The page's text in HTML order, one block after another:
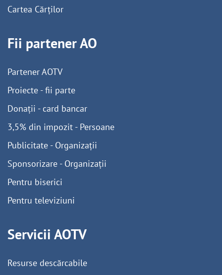
Cartea Cărților
Fii partener AO
Partener AOTV
Proiecte - fii parte
Donații - card bancar
3,5% din impozit - Persoane
Publicitate - Organizații
Sponsorizare - Organizații
Pentru biserici
Pentru televiziuni
Servicii AOTV
Resurse descărcabile